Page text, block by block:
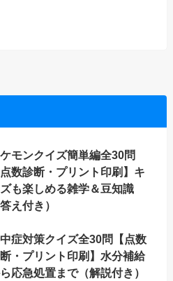
モンクイズ簡単編全30問
点数診断・プリント印刷】キ
も楽しめる雑学＆豆知識
答え付き）
症対策クイズ全30問【点数
・プリント印刷】水分補給
応急処置まで（解説付き）